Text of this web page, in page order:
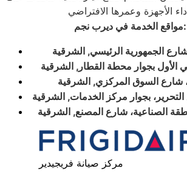
مواقع الخدمة في ديرب نجم:
الجمهورية الرئيسي, الشرقية
الأول بجوار محطة القطار, الشرقية
شارع السوق المركزي, الشرقية
بجوار مركز الخدمات, الشرقية
الصناعية، شارع المصنع, الشرقية
مركز صيانة فريجيدير